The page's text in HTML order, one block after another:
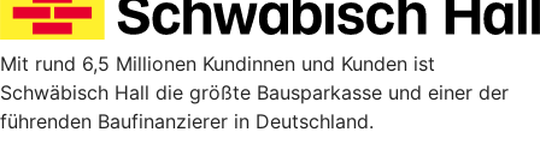
Mit rund 6,5 Millionen Kundinnen und Kunden ist
Schwäbisch Hall die größte Bausparkasse und einer der
führenden Baufinanzierer in Deutschland.